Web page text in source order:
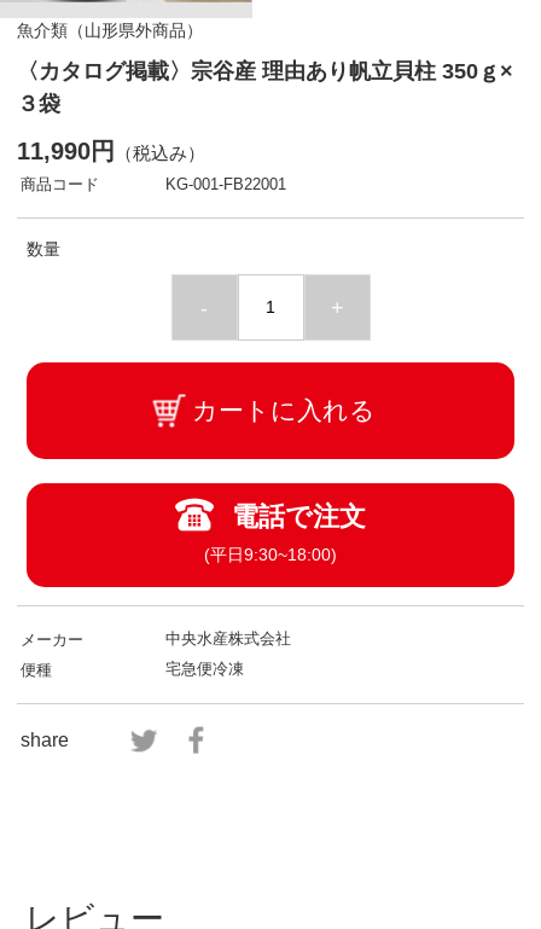
魚介類（山形県外商品）
〈カタログ掲載〉宗谷産 理由あり帆立貝柱 350ｇ×
３袋
11,990円 （税込み）
商品コード KG-001-FB22001
数量
- +
カートに入れる
電話で注文
(平日9:30~18:00)
メーカー
中央水産株式会社
便種
宅急便冷凍
share
レビュー